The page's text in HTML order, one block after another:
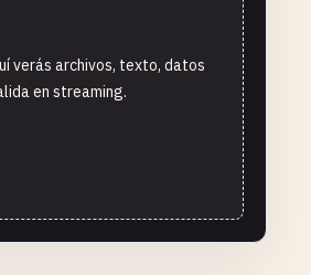
verás archivos, texto, datos
en streaming.